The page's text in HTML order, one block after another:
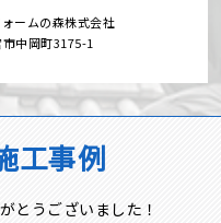
ームの森株式会社
中岡町3175-1
工事例
とうございました！